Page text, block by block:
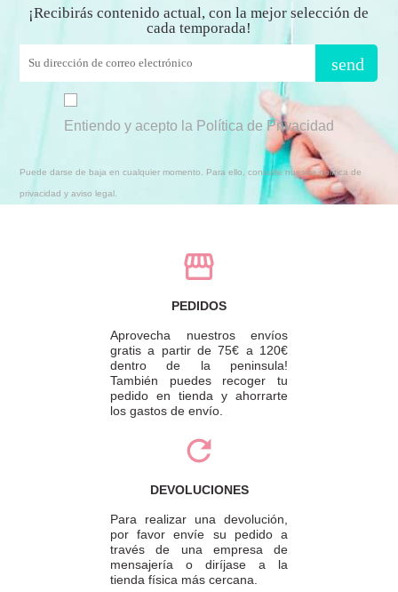
¡Recibirás contenido actual, con la mejor selección de
cada temporada!
send
Entiendo y acepto la Política de Privacidad
Puede darse de baja en cualquier momento. Para ello, consulte nuestra política de
privacidad y aviso legal.
PEDIDOS
Aprovecha nuestros envíos
gratis a partir de 75€ a 120€
dentro de la peninsula!
También puedes recoger tu
pedido en tienda y ahorrarte
los gastos de envío.
DEVOLUCIONES
Para realizar una devolución,
por favor envíe su pedido a
través de una empresa de
mensajería o diríjase a la
tienda física más cercana.